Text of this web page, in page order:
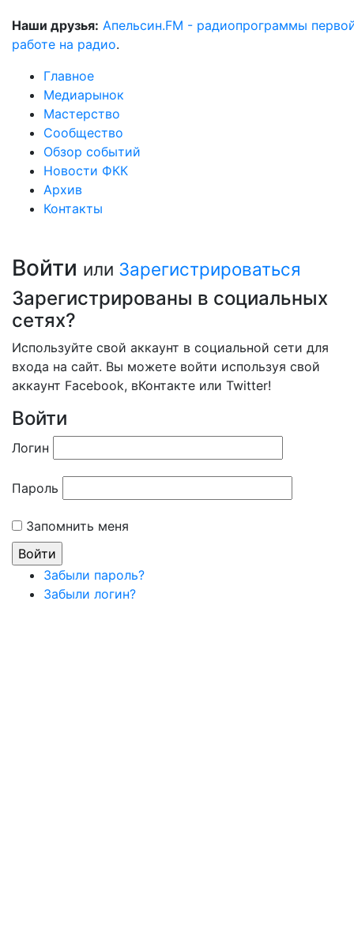
Наши друзья: Апельсин.FM - радиопрограммы
работе на радио.
Главное
Медиарынок
Мастерство
Сообщество
Обзор событий
Новости ФКК
Архив
Контакты
Войти или Зарегистрироваться
Зарегистрированы в социальных
сетях?
Используйте свой аккаунт в социальной сети для
входа на сайт. Вы можете войти используя свой
аккаунт Facebook, вКонтакте или Twitter!
Войти
Логин
Пароль
Запомнить меня
Забыли пароль?
Забыли логин?